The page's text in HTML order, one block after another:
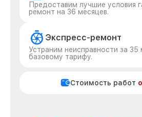
Предоставим лучшие условия
ремонт на 36 месяцев.
Экспресс-ремонт
Устраним неисправности за 35
базовому тарифу.
Стоимость работ